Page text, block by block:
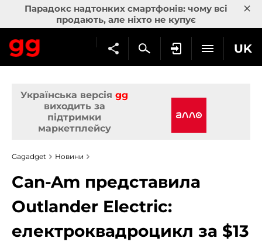
Парадокс надтонких смартфонів: чому всі
продають, але ніхто не купує
×
UK
Українська версія gg
виходить за
підтримки
маркетплейсу
Gagadget Новини
Can-Am представила
Outlander Electric:
електроквадроцикл за $13